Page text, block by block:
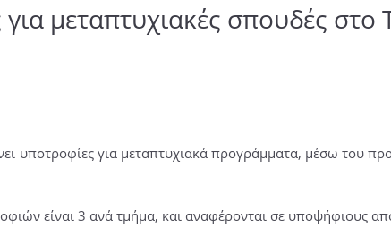
μεταπτυχιακές σπουδές στο
υποτροφίες για μεταπτυχιακά προγράμματα, μέσω του
είναι 3 ανά τμήμα, και αναφέρονται σε υποψήφιους